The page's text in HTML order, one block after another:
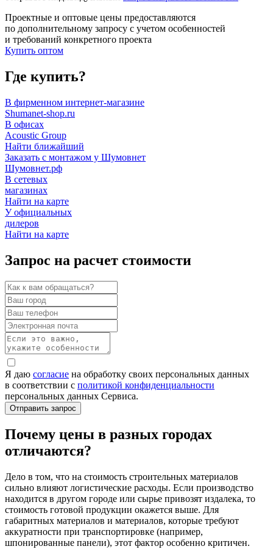
Проектные и оптовые цены предоставляются
по дополнительному запросу с учетом особенностей
и требований конкретного проекта
Купить оптом
Где купить?
В фирменном интернет-магазине
Shumanet-shop.ru
В офисах
Acoustic Group
Найти ближайший
Заказать с монтажом у Шумовнет
Шумовнет.рф
В сетевых
магазинах
Найти на карте
У официальных
дилеров
Найти на карте
Запрос на расчет стоимости
Я даю согласие на обработку своих персональных данных
в соответствии с политикой конфиденциальности
персональных данных Сервиса.
Почему цены в разных городах
отличаются?
Дело в том, что на стоимость строительных материалов
сильно влияют логистические расходы. Если производство
находится в другом городе или сырье привозят издалека, то
стоимость готовой продукции окажется выше. Для
габаритных материалов и материалов, которые требуют
аккуратности при транспортировке (например,
шпонированные панели), этот фактор особенно критичен.